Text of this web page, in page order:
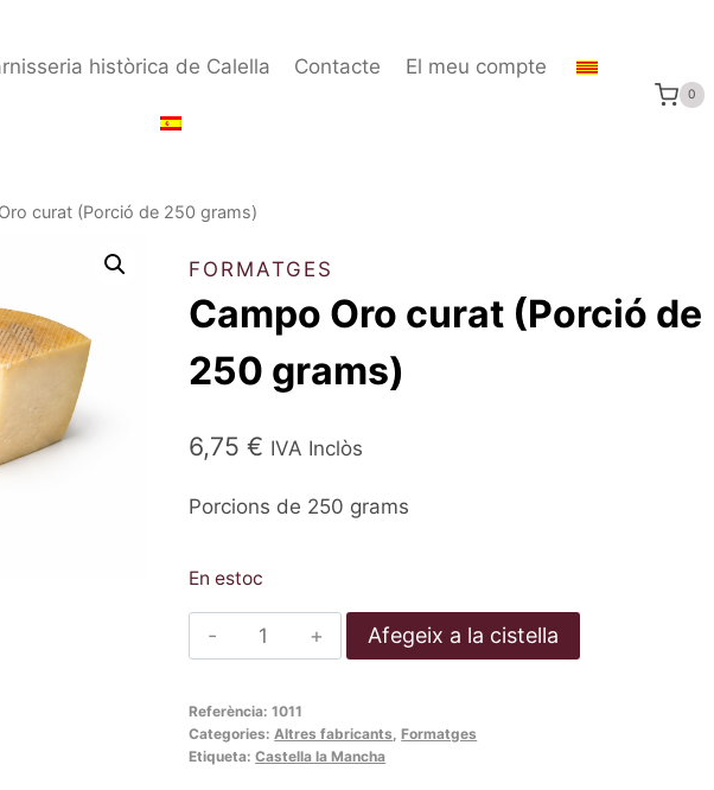
històrica de Calella Contacte El meu compte
0
curat (Porció de 250 grams)
FORMATGES
Campo Oro curat (Porció de
250 grams)
6,75€ IVA Inclòs
Porcions de 250 grams
En estoc
quantitat
de
Oro
curat
Afegeix a la cistella
Referència:1011
Categories: Altres fabricants ,Formatges
Etiqueta:Castella la Mancha